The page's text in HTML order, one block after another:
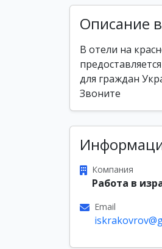
Описание
В отели на
для граждан
Звоните
Компания
Работа в
Email